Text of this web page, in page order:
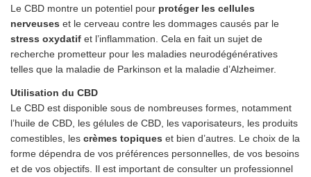
Le CBD montre un potentiel pour protéger les cellules
nerveuses et le cerveau contre les dommages causés par le
stress oxydatif et l’inflammation. Cela en fait un sujet de
recherche prometteur pour les maladies neurodégénératives
telles que la maladie de Parkinson et la maladie d’Alzheimer.
Utilisation du CBD
Le CBD est disponible sous de nombreuses formes, notamment
l’huile de CBD, les gélules de CBD, les vaporisateurs, les produits
comestibles, les crèmes topiques et bien d’autres. Le choix de la
forme dépendra de vos préférences personnelles, de vos besoins
et de vos objectifs. Il est important de consulter un professionnel